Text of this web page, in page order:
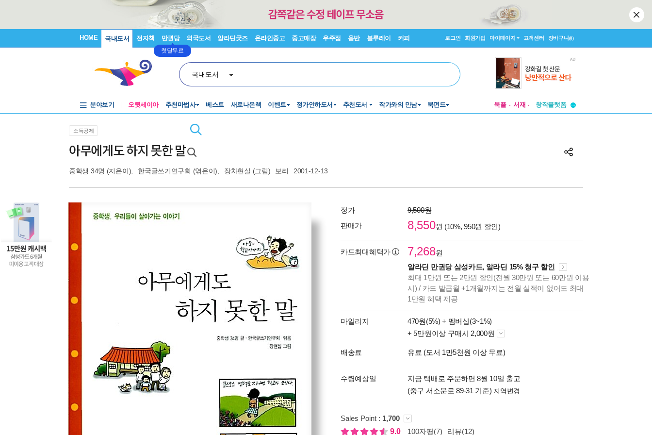
HOME 국내도서 전자책 만권당
첫달무료
외국도서 알라딘굿즈 온라인중고 중고매장 우주점 음반 블루레이 커피 로그인 회원가입 마이페이지 고객센터 장바구니(0)
국내도서
분야보기 오뒷세이아 추천마법사 베스트 새로나온책 이벤트 정가인하도서 추천도서 작가와의 만남 북펀드 북플 서재
창작플랫폼
소득공제
아무에게도 하지 못한 말
중학생 34명 (지은이), 한국글쓰기연구회 (엮은이), 장차현실 (그림) 보리 2001-12-13
정가
9,500원
판매가
8,550원 (10%, 950원 할인)
카드최대혜택가 7,268원
알라딘 만권당 삼성카드, 알라딘 15% 청구 할인
최대 1만원 또는 2만원 할인(전월 30만원 또는 60만원 이용
시) / 카드 발급월 +1개월까지는 전월 실적이 없어도 최대
1만원 혜택 제공
마일리지 470원(5%) + 멤버십(3~1%)
+ 5만원이상 구매시 2,000원
배송료 유료 (도서 1만5천원 이상 무료)
수령예상일
지금 택배로 주문하면 8월 10일 출고
(중구 서소문로 89-31 기준) 지역변경
Sales Point : 1,700
9.0
100자평(7) 리뷰(12)